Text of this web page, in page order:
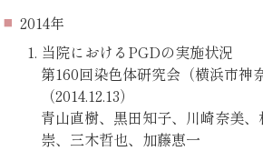
2014年
当院におけるPGDの実施状況
第160回染色体研究会（横浜市神
（2014.12.13）
青山直樹、黒田知子、川崎奈美、
崇、三木哲也、加藤恵一